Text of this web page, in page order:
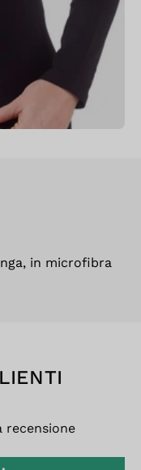
in microfibra
recensione